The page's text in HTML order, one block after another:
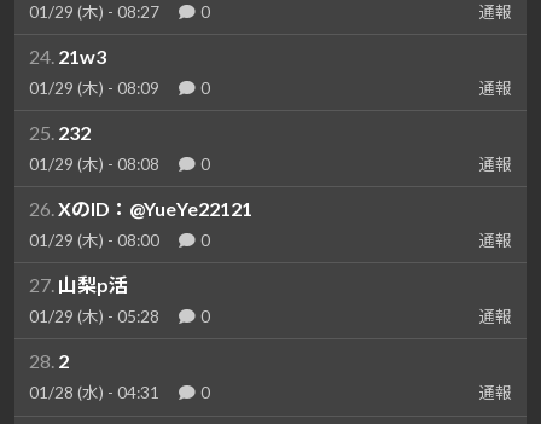
01/29 (木) - 08:27 0 通報
24. 21w3
01/29 (木) - 08:09 0 通報
25. 232
01/29 (木) - 08:08 0 通報
26.XのID：@YueYe22121
01/29 (木) - 08:00 0 通報
27. 山梨p活
01/29 (木) - 05:28 0 通報
28. 2
01/28 (水) - 04:31 0 通報